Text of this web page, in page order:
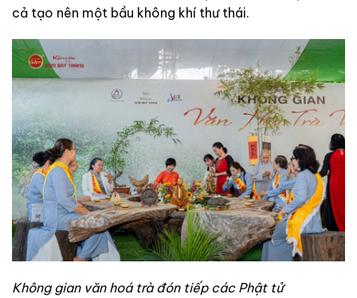
cả tạo nên một bầu không khí thư thái.
Không gian văn hoá trà đón tiếp các Phật tử